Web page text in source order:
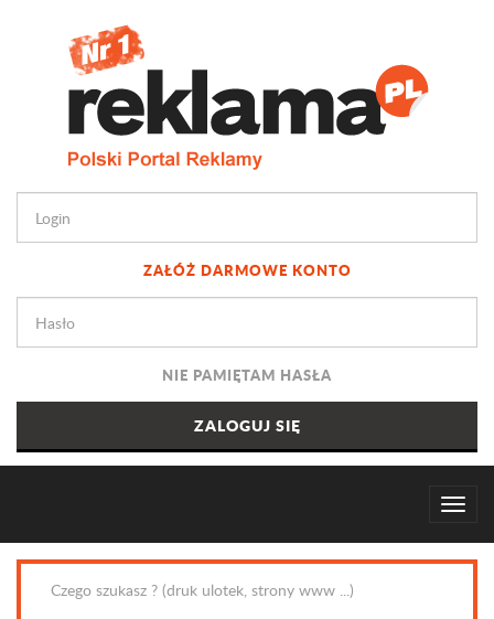
ZAŁÓŻ DARMOWE KONTO
NIE PAMIĘTAM HASŁA